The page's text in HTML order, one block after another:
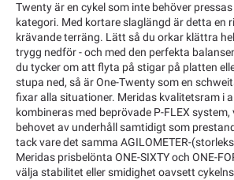
Twenty är en cykel som inte behöver
kategori. Med kortare slaglängd är detta en
krävande terräng. Lätt så du orkar klättra
trygg nedför - och med den perfekta
du tycker om att flyta på stigar på platten
stupa ned, så är One-Twenty som en
fixar alla situationer. Meridas kvalitetsram i
kombineras med beprövade P-FLEX
behovet av underhåll samtidigt som
tack vare det samma AGILOMETER-
Meridas prisbelönta ONE-SIXTY och ONE-
välja stabilitet eller smidighet oavsett